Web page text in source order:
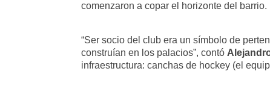
comenzaron a copar el horizonte del barrio.
“Ser socio del club era un símbolo de
construían en los palacios”, contó
infraestructura: canchas de hockey (el